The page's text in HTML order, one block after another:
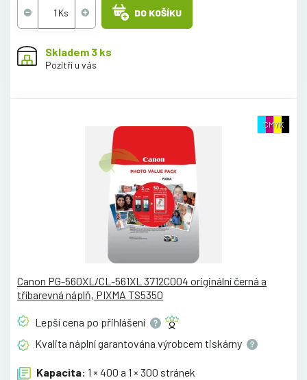
DO KOŠÍKU
Skladem 3 ks
Pozítří u vás
CMYK
Canon PG-560XL/CL-561XL 3712C004 originální černá a
tříbarevná náplň, PIXMA TS5350
Lepší cena po přihlášení
Kvalita náplní garantována výrobcem tiskárny
Kapacita: 1 × 400 a 1 × 300 stránek